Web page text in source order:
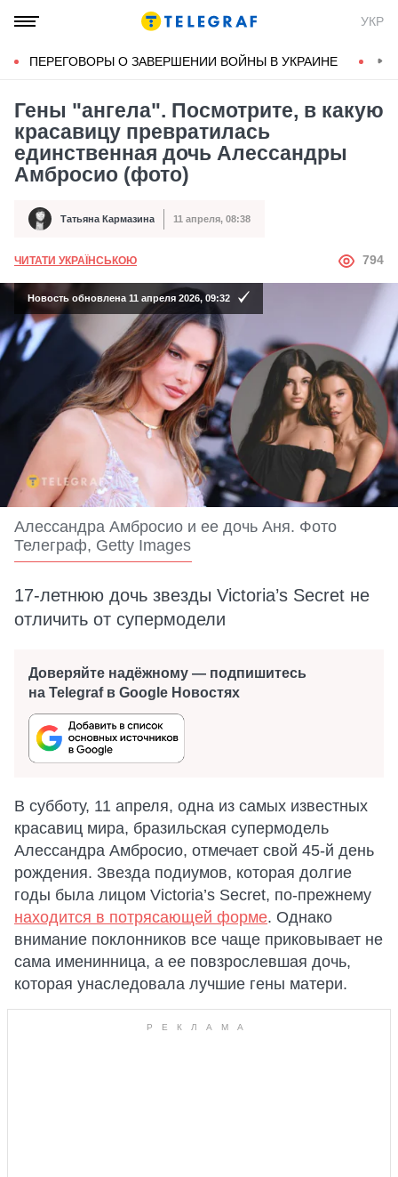
УКР
ПЕРЕГОВОРЫ О ЗАВЕРШЕНИИ ВОЙНЫ В УКРАИНЕ
Гены "ангела". Посмотрите, в какую
красавицу превратилась
единственная дочь Алессандры
Амбросио (фото)
Автор Татьяна Кармазина
Дата публикации 11 апреля, 08:38
ЧИТАТИ УКРАЇНСЬКОЮ АВТОР
794
Новость обновлена 11 апреля 2026, 09:32
Алессандра Амбросио и ее дочь Аня. Фото
Телеграф, Getty Images
17-летнюю дочь звезды Victoria’s Secret не
отличить от супермодели
Доверяйте надёжному — подпишитесь
на Telegraf в Google Новостях
В субботу, 11 апреля, одна из самых известных
красавиц мира, бразильская супермодель
Алессандра Амбросио, отмечает свой 45-й день
рождения. Звезда подиумов, которая долгие
годы была лицом Victoria’s Secret, по-прежнему
находится в потрясающей форме. Однако
внимание поклонников все чаще приковывает не
сама именинница, а ее повзрослевшая дочь,
которая унаследовала лучшие гены матери.